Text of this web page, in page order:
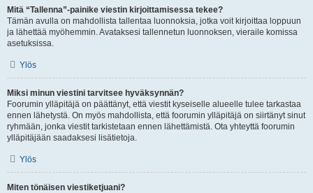
Mitä “Tallenna”-painike viestin kirjoittamisessa tekee?
Tämän avulla on mahdollista tallentaa luonnoksia, jotka voit kirjoittaa loppuun
ja lähettää myöhemmin. Avataksesi tallennetun luonnoksen, vieraile komissa
asetuksissa.
Ylös
Miksi minun viestini tarvitsee hyväksynnän?
Foorumin ylläpitäjä on päättänyt, että viestit kyseiselle alueelle tulee tarkastaa
ennen lähetystä. On myös mahdollista, että foorumin ylläpitäjä on siirtänyt sinut
ryhmään, jonka viestit tarkistetaan ennen lähettämistä. Ota yhteyttä foorumin
ylläpitäjään saadaksesi lisätietoja.
Ylös
Miten tönäisen viestiketjuani?